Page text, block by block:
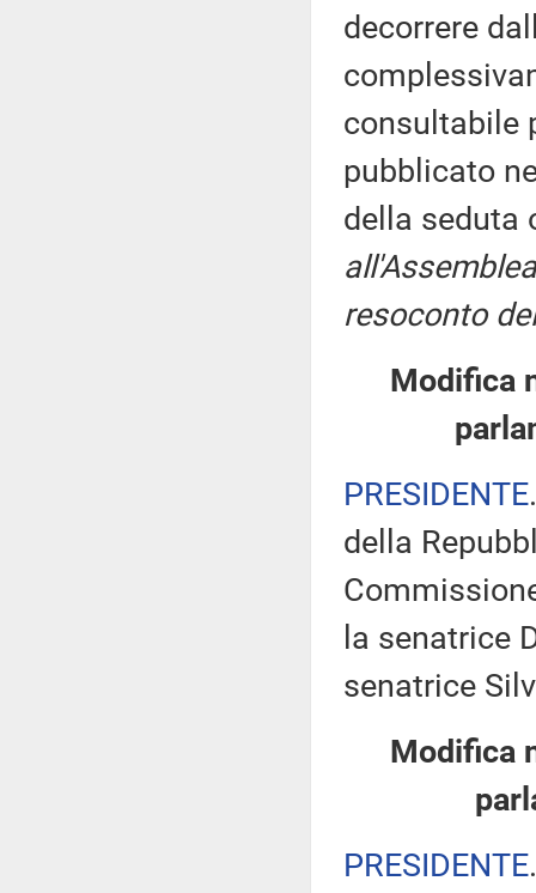
decorrere
consultabile
pubblicato
della seduta
resoconto
Modifica
PRESIDENTE
della
la senatrice
senatrice
Modifica
PRESIDENTE